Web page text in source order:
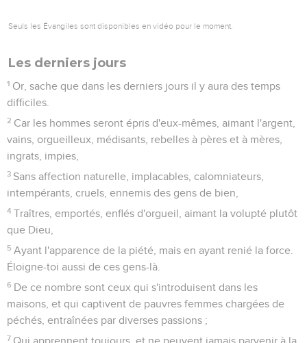
Seuls les Évangiles sont disponibles en vidéo pour le moment.
Les derniers jours
1 Or, sache que dans les derniers jours il y aura des temps
difficiles.
2 Car les hommes seront épris d'eux-mêmes, aimant l'argent,
vains, orgueilleux, médisants, rebelles à pères et à mères,
ingrats, impies,
3 Sans affection naturelle, implacables, calomniateurs,
intempérants, cruels, ennemis des gens de bien,
4 Traîtres, emportés, enflés d'orgueil, aimant la volupté plutôt
que Dieu,
5 Ayant l'apparence de la piété, mais en ayant renié la force.
Éloigne-toi aussi de ces gens-là.
6 De ce nombre sont ceux qui s'introduisent dans les
maisons, et qui captivent de pauvres femmes chargées de
péchés, entraînées par diverses passions ;
7 Qui apprennent toujours, et ne peuvent jamais parvenir à la